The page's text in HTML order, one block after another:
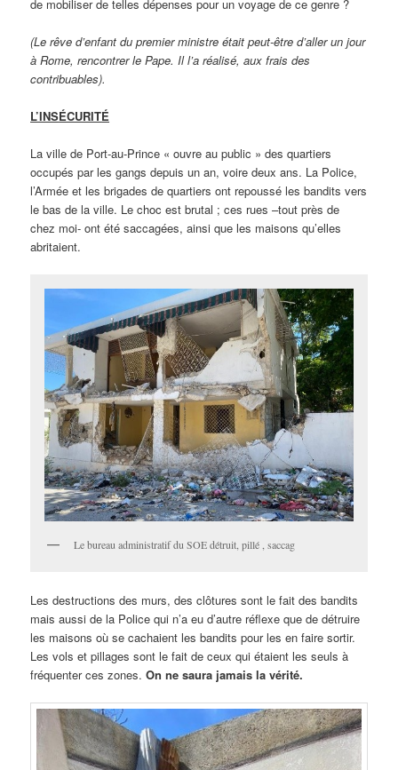
de mobiliser de telles dépenses pour un voyage de ce genre ?
(Le rêve d’enfant du premier ministre était peut-être d’aller un jour
à Rome, rencontrer le Pape. Il l’a réalisé, aux frais des
contribuables).
L’INSÉCURITÉ
La ville de Port-au-Prince « ouvre au public » des quartiers
occupés par les gangs depuis un an, voire deux ans. La Police,
l’Armée et les brigades de quartiers ont repoussé les bandits vers
le bas de la ville. Le choc est brutal ; ces rues –tout près de
chez moi- ont été saccagées, ainsi que les maisons qu’elles
abritaient.
Le bureau administratif du SOE détruit, pillé , saccag
Les destructions des murs, des clôtures sont le fait des bandits
mais aussi de la Police qui n’a eu d’autre réflexe que de détruire
les maisons où se cachaient les bandits pour les en faire sortir.
Les vols et pillages sont le fait de ceux qui étaient les seuls à
fréquenter ces zones.On ne saura jamais la vérité.